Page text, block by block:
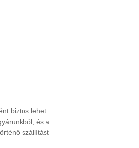
biztos lehet
és a
szállítást